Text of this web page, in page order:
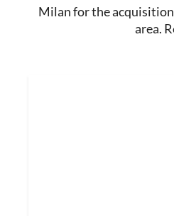
Milan for the
area.